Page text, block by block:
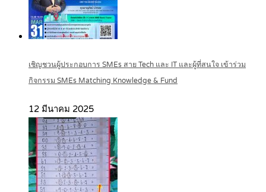
เชิญชวนผู้ประกอบการ SMEs สาย Tech และ IT และผู้ที่สนใจ เข้าร่วม
กิจกรรม SMEs Matching Knowledge & Fund
12 มีนาคม 2025